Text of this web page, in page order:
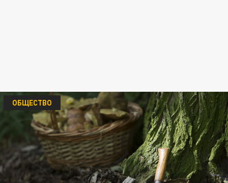
ОБЩЕСТВО